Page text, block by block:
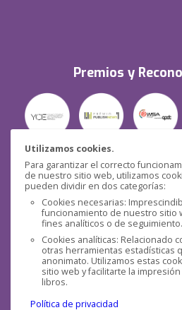
Utilizamos cookies.
Para garantizar el correcto
de nuestro sitio web, utilizamos
pueden dividir en dos categorías:
Cookies necesarias:
funcionamiento de nuestro sitio
fines analíticos o de seguimiento.
Cookies analíticas: Relacionado
otras herramientas estadísticas
anonimato. Utilizamos estas
sitio web y facilitarte la
libros.
Política de privacidad
Premios y
Redes